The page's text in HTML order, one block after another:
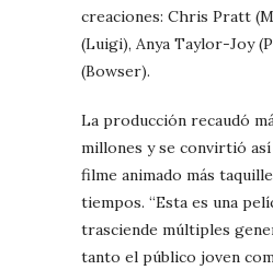
creaciones: Chris Pratt
(Luigi), Anya Taylor-Joy
(Bowser).
La producción recaudó
millones y se convirtió
filme animado más
tiempos. “Esta es una
trasciende múltiples
tanto el público joven